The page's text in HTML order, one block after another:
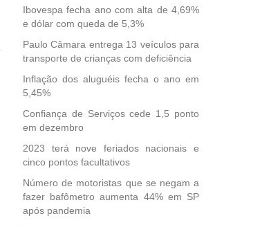
Ibovespa fecha ano com alta de 4,69%
e dólar com queda de 5,3%
Paulo Câmara entrega 13 veículos para
transporte de crianças com deficiência
Inflação dos aluguéis fecha o ano em
5,45%
Confiança de Serviços cede 1,5 ponto
em dezembro
2023 terá nove feriados nacionais e
cinco pontos facultativos
Número de motoristas que se negam a
fazer bafômetro aumenta 44% em SP
após pandemia